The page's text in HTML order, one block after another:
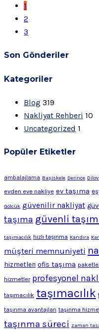
1
2
3
Son Gönderiler
Kategoriler
Blog 319
Nakliyat Rehberi 10
Uncategorized 1
Popüler Etiketler
ambalajlama Başiskele Derince
evden eve nakliye ev taşıma
Gölcük güvenilir nakliyat
taşıma güvenli
taşımacılık hızlı taşınma Kandıra
müşteri memnuniyeti
hizmetleri ofis taşıma
hizmetler profesyonel
taşımacılık taşımacılık
taşınma avantajları taşınma
taşınma süreci zaman